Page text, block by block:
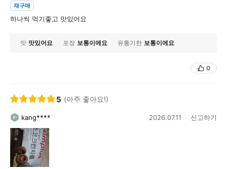
재구매
하나씩 먹기좋고 맛있어요
맛 맛있어요 포장 보통이에요 유통기한 보통이에요
0
5 (아주 좋아요!)
kang**** 2026.07.11 신고하기